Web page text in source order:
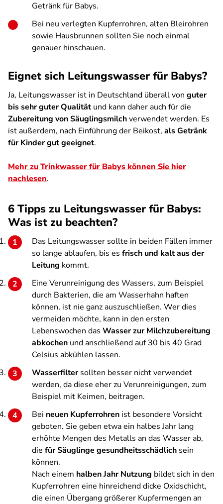
Getränk für Babys.
Bei neu verlegten Kupferrohren, alten Bleirohren
sowie Hausbrunnen sollten Sie noch einmal
genauer hinschauen.
Eignet sich Leitungswasser für Babys?
Ja, Leitungswasser ist in Deutschland überall von guter
bis sehr guter Qualitätund kann daher auch für die
Zubereitung von Säuglingsmilchverwendet werden. Es
ist außerdem, nach Einführung der Beikost, als Getränk
für Kinder gut geeignet.
Mehr zu Trinkwasser für Babys können Sie hier
nachlesen.
6 Tipps zu Leitungswasser für Babys:
Was ist zu beachten?
Das Leitungswasser sollte in beiden Fällen immer
so lange ablaufen, bis es frisch und kalt aus der
Leitung kommt.
Eine Verunreinigung des Wassers, zum Beispiel
durch Bakterien, die am Wasserhahn haften
können, ist nie ganz auszuschließen. Wer dies
vermeiden möchte, kann in den ersten
Lebenswochen das Wasser zur Milchzubereitung
abkochen und anschließend auf 30 bis 40 Grad
Celsius abkühlen lassen.
Wasserfiltersollten besser nicht verwendet
werden, da diese eher zu Verunreinigungen, zum
Beispiel mit Keimen, beitragen.
Bei neuen Kupferrohren ist besondere Vorsicht
geboten. Sie geben etwa ein halbes Jahr lang
erhöhte Mengen des Metalls an das Wasser ab,
die für Säuglinge gesundheitsschädlich sein
können.
Nach einem halben Jahr Nutzung bildet sich in den
Kupferrohren eine hinreichend dicke Oxidschicht,
die einen Übergang größerer Kupfermengen an